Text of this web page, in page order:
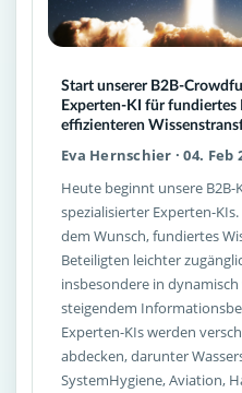
Start unserer B2B-
Experten-KI für fundiertes
effizienteren
Eva Hernschier · 04. Feb
Heute beginnt unsere
spezialisierter Experten-
dem Wunsch, fundiertes
Beteiligten leichter
insbesondere in
steigendem
Experten-KIs werden
abdecken, darunter
SystemHygiene, Aviation,